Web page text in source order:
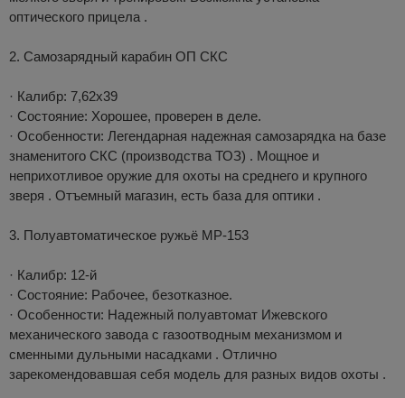
оптического прицела .
2. Самозарядный карабин ОП СКС
· Калибр: 7,62х39
· Состояние: Хорошее, проверен в деле.
· Особенности: Легендарная надежная самозарядка на базе
знаменитого СКС (производства ТОЗ) . Мощное и
неприхотливое оружие для охоты на среднего и крупного
зверя . Отъемный магазин, есть база для оптики .
3. Полуавтоматическое ружьё МР-153
· Калибр: 12-й
· Состояние: Рабочее, безотказное.
· Особенности: Надежный полуавтомат Ижевского
механического завода с газоотводным механизмом и
сменными дульными насадками . Отлично
зарекомендовавшая себя модель для разных видов охоты .